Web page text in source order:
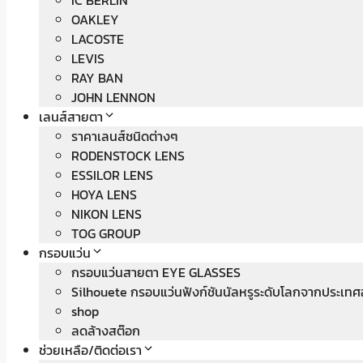
OAKLEY
LACOSTE
LEVIS
RAY BAN
JOHN LENNON
เลนส์สายตา
ราคาเลนส์ชนิดต่างๆ
RODENSTOCK LENS
ESSILOR LENS
HOYA LENS
NIKON LENS
TOG GROUP
กรอบแว่น
กรอบแว่นสายตา EYE GLASSES
Silhouete กรอบแว่นฟังก์ชันนัลหรูระดับโลกจากประเท
shop
ลดล้างสต๊อก
ช่วยเหลือ/ติดต่อเรา